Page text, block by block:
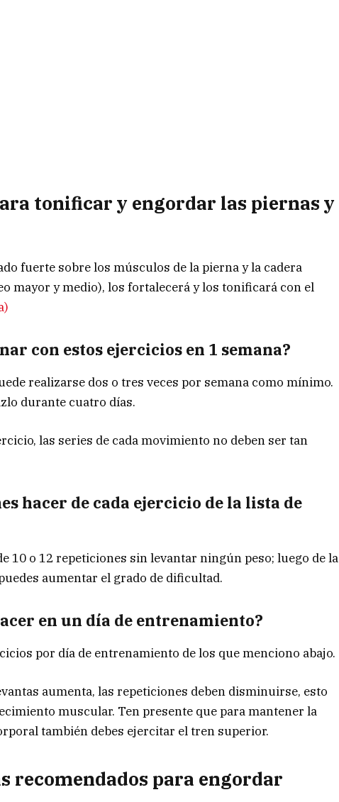
tonificar y engordar las piernas y
fuerte sobre los músculos de la pierna y la cadera
mayor y medio), los fortalecerá y los tonificará con el
con estos ejercicios en 1 semana?
realizarse dos o tres veces por semana como mínimo.
durante cuatro días.
las series de cada movimiento no deben ser tan
hacer de cada ejercicio de la lista de
10 o 12 repeticiones sin levantar ningún peso; luego de la
aumentar el grado de dificultad.
en un día de entrenamiento?
por día de entrenamiento de los que menciono abajo.
aumenta, las repeticiones deben disminuirse, esto
muscular. Ten presente que para mantener la
también debes ejercitar el tren superior.
recomendados para engordar